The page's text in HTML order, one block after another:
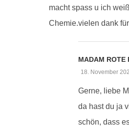
macht spass u ich
Chemie.vielen dank
MADAM ROTE
18. November
Gerne, liebe
da hast du ja
schön, dass